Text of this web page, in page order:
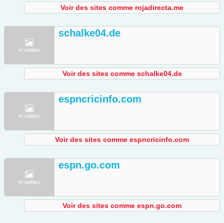
Voir des sites comme rojadirecta.me
schalke04.de
Voir des sites comme schalke04.de
espncricinfo.com
Voir des sites comme espncricinfo.com
espn.go.com
Voir des sites comme espn.go.com